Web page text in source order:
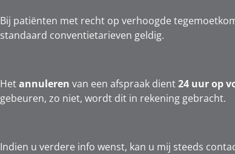
Bij patiënten met recht op verhoogde
standaard conventietarieven geldig.
Hetannuleren van een afspraak dient24 uur op
gebeuren, zo niet, wordt dit in rekening gebracht.
Indien u verdere info wenst, kan u mij steeds